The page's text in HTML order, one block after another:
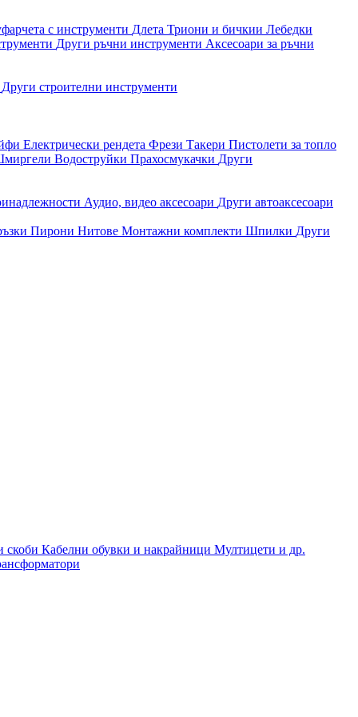
с инструменти Длета Триони и бичкии Лебедки
Други ръчни инструменти Аксесоари за ръчни
Други строителни инструменти
Електрически рендета Фрези Такери Пистолети за топло
Водоструйки Прахосмукачки Други
Аудио, видео аксесоари Други автоаксесоари
Пирони Нитове Монтажни комплекти Шпилки Други
скоби Кабелни обувки и накрайници Мултицети и др.